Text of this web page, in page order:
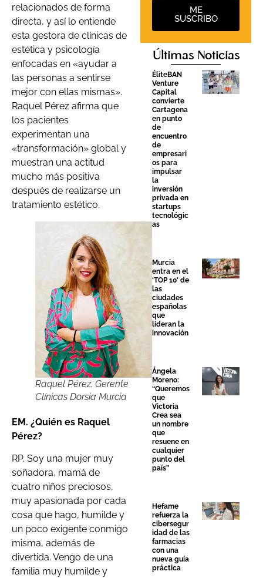
relacionados de forma
directa, y así lo entiende
esta gestora de clínicas de
estética y psicología
enfocadas en «ayudar a
las personas a sentirse
mejor con ellas mismas».
Raquel Pérez afirma que
los pacientes
experimentan una
«transformación» global y
muestran una actitud
mucho más positiva
después de realizarse un
tratamiento estético.
Raquel Pérez. Gerente
Clínicas Dorsia Murcia
EM. ¿Quién es Raquel
Pérez?
RP. Soy una mujer muy
soñadora, mamá de
cuatro niños preciosos,
muy apasionada por cada
cosa que hago, humilde y
un poco exigente conmigo
misma, además de
divertida. Vengo de una
familia muy humilde y
ME
SUSCRIBO
Últimas Noticias
ÉliteBAN
Venture
Capital
convierte
Cartagena
en punto
de
encuentro
de
empresari
os para
impulsar
la
inversión
privada en
startups
tecnológic
as
Murcia
entra en el
‘TOP 10’ de
las
ciudades
españolas
que
lideran la
innovación
Ángela
Moreno:
“Queremos
que
Victoria
Crea sea
un nombre
que
resuene en
cualquier
punto del
país”
Hefame
refuerza la
cibersegur
idad de las
farmacias
con una
nueva guía
práctica